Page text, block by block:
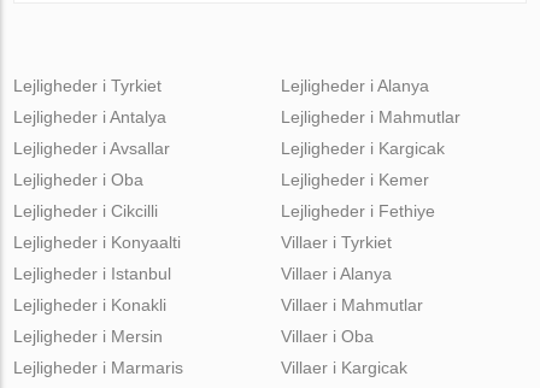
Lejligheder i Tyrkiet
Lejligheder i Antalya
Lejligheder i Avsallar
Lejligheder i Oba
Lejligheder i Cikcilli
Lejligheder i Alanya
Lejligheder i Mahmutlar
Lejligheder i Kargicak
Lejligheder i Kemer
Lejligheder i Fethiye
Lejligheder i Konyaalti
Lejligheder i Istanbul
Lejligheder i Konakli
Lejligheder i Mersin
Lejligheder i Marmaris
Villaer i Tyrkiet
Villaer i Alanya
Villaer i Mahmutlar
Villaer i Oba
Villaer i Kargicak